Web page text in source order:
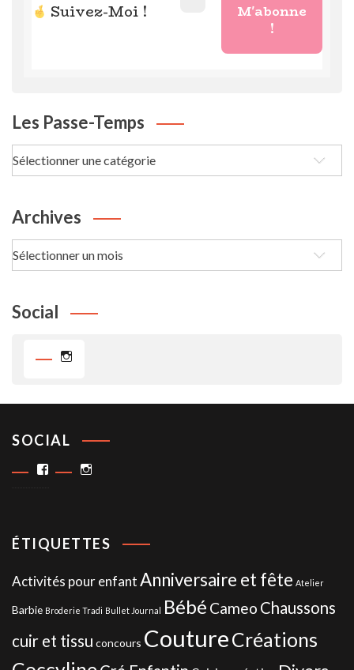
Suivez-Moi !
Les Passe-Temps
Les
passe-
Archives
Archives
Social
SOCIAL
Facebook
ÉTIQUETTES
Activités pour enfantAnniversaire et fête Atelier
Barbie Broderie Tradi Bullet Journal Bébé Cameo Chaussons
cuir et tissu concours CoutureCréations